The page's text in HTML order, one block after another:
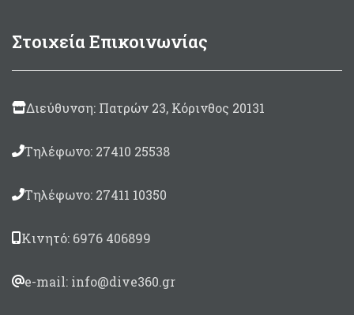
Στοιχεία Επικοινωνίας
Διεύθυνση: Πατρών 23, Κόρινθος 20131
Τηλέφωνο: 27410 25538
Τηλέφωνο: 27411 10350
Κινητό: 6976 406899
e-mail: info@dive360.gr